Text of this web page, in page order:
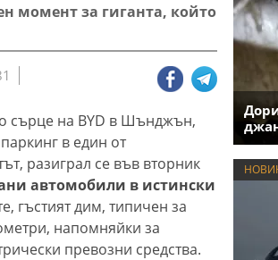
момент за гиганта, който
сърце на BYD в Шънджън,
в един от
разиграл се във вторник
автомобили в истински
гъстият дим, типичен за
напомняйки за
превозни средства.